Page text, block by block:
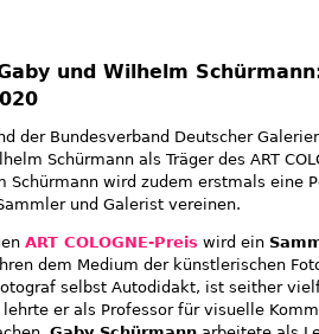
und Wilhelm Schürmann:
der Bundesverband Deutscher
Schürmann als Träger des ART
Schürmann wird zudem erstmals eine
und Galerist vereinen.
ART COLOGNE-Preis wird ein
dem Medium der künstlerischen
selbst Autodidakt, ist seither
lehrte er als Professor für visuelle